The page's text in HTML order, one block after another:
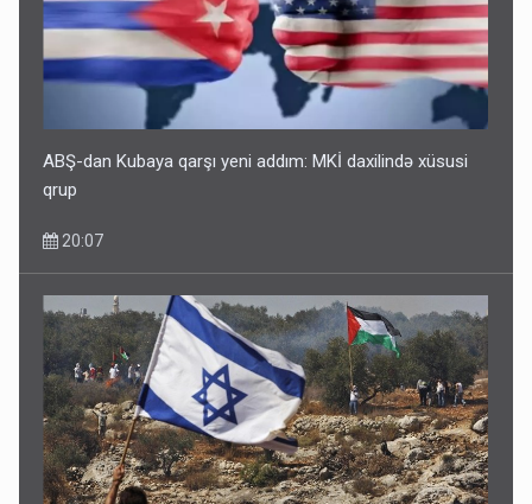
Bu ölkələrə şəxsiyyət vəsiqəsi ilə gedə biləcəksiniz -
SİYAHI
Ərdoğana sui-qəsd planının iştirakçısı detalları açıqladı
5 Avqust 16:56
ABŞ-dan Kubaya qarşı yeni addım: MKİ daxilində xüsusi
qrup
20:07